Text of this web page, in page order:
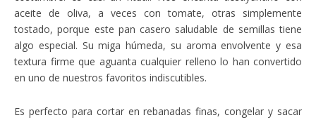
aceite de oliva, a veces con tomate, otras simplemente
tostado, porque este pan casero saludable de semillas tiene
algo especial. Su miga húmeda, su aroma envolvente y esa
textura firme que aguanta cualquier relleno lo han convertido
en uno de nuestros favoritos indiscutibles.
Es perfecto para cortar en rebanadas finas, congelar y sacar